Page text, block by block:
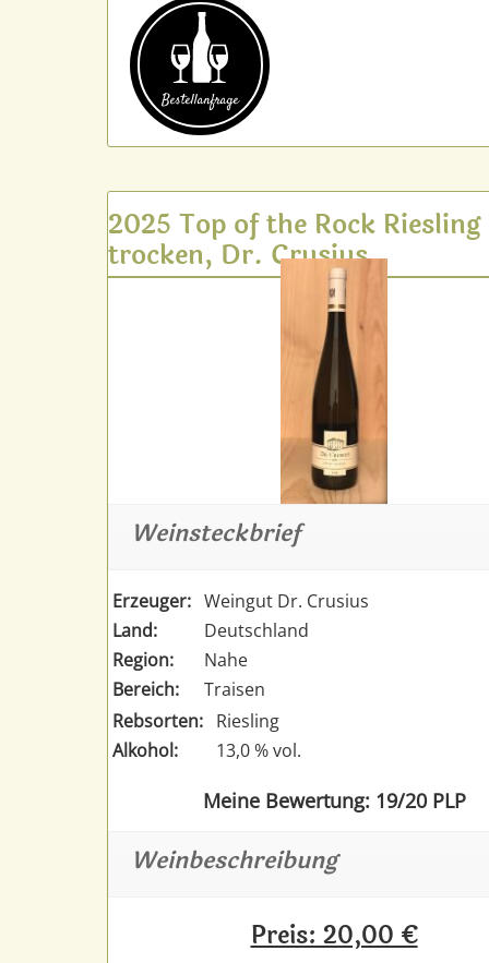
Bestell­anfrage
2025 Top of the Rock Riesling
trocken, Dr. Crusius
Weinsteckbrief
Erzeuger: Weingut Dr. Crusius
Land:
Deutschland
Region:
Nahe
Bereich:
Traisen
Rebsorten: Riesling
Alkohol:
13,0 % vol.
Meine Bewertung: 19/20 PLP
Weinbeschreibung
Preis: 20,00 €